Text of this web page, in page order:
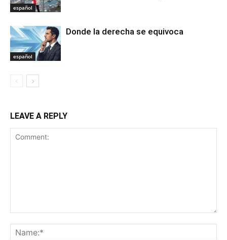
español
español
Donde la derecha se equivoca
LEAVE A REPLY